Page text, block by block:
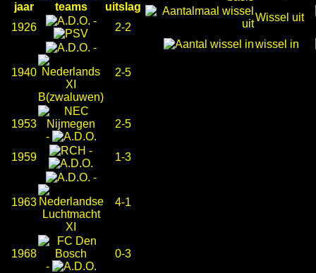
jaar
teams
uitslag
1926
-
2-2
1940
-
2-5
1953
-
2-5
1959
-
1-3
1963
-
4-1
1968
-
0-3
Wissel uit
wissel in